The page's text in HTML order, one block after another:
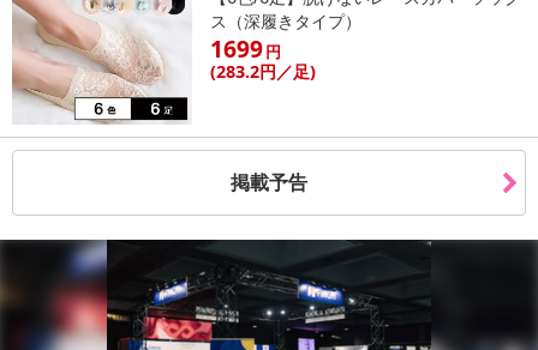
【発送・お届け・商品について】
※お申込み頂きました商品の同梱、お届けの日時指定はいたしかね
ます。
※お客様のご都合でお受取りいただけない場合、商品の再発送や返
金はいたしかねます。
また、お届け日時のご指定は、お受けできません。宅配業者からの
※発送予定日は前後する場合がございます。また商品によって発送
※dショッピングサンプル百貨店よりお届けする商品は、ご利用いた
だいた後のご感想をいただくことを目的としており、転売等は固く
禁じます。
転売等、目的以外での利用が確認された場合は、サービス利用を停
ス（深履きタイプ）
1699円
(283.2円／足)
掲載予告